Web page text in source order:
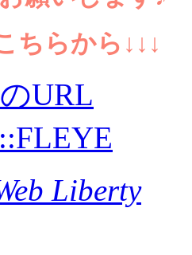
ちらから↓↓↓
URL
Liberty